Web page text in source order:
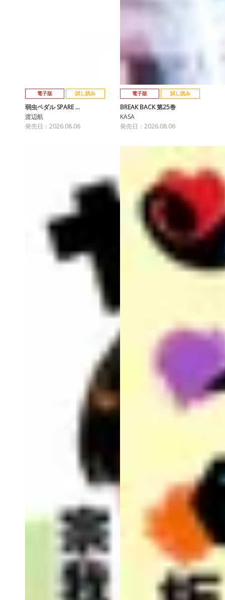
電子版 試し読み
弱虫ペダル SPARE …
渡辺航
発売日：2026.08.06
電子版 試し読み
BREAK BACK 第25巻
KASA
発売日：2026.08.06